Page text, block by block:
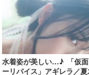
水着姿が美しい…♪ 「仮
ーリバイス」アギレラ／